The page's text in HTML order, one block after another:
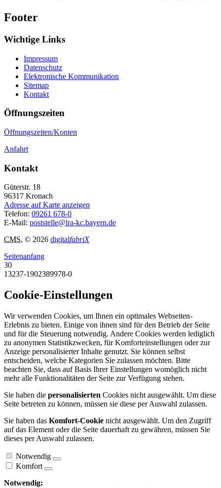
Footer
Wichtige Links
Impressum
Datenschutz
Elektronische Kommunikation
Sitemap
Kontakt
Öffnungszeiten
Öffnungszeiten/Konten
Anfahrt
Kontakt
Güterstr. 18
96317 Kronach
Adresse auf Karte anzeigen
Telefon: 09261 678-0
E-Mail: poststelle@lra-kc.bayern.de
CMS, © 2026 digitalfabriX
Seitenanfang
30
13237-1902389978-0
Cookie-Einstellungen
Wir verwenden Cookies, um Ihnen ein optimales Webseiten-
Erlebnis zu bieten. Einige von ihnen sind für den Betrieb der Seite
und für die Steuerung notwendig. Andere Cookies werden lediglich
zu anonymen Statistikzwecken, für Komforteinstellungen oder zur
Anzeige personalisierter Inhalte genutzt. Sie können selbst
entscheiden, welche Kategorien Sie zulassen möchten. Bitte
beachten Sie, dass auf Basis Ihrer Einstellungen womöglich nicht
mehr alle Funktionalitäten der Seite zur Verfügung stehen.
Sie haben die personalisierten Cookies nicht ausgewählt. Um diese
Seite betreten zu können, müssen sie diese per Auswahl zulassen.
Sie haben das Komfort-Cookie nicht ausgewählt. Um den Zugriff
auf das Element oder die Seite dauerhaft zu gewähren, müssen Sie
dieses per Auswahl zulassen.
Notwendig
Komfort
Notwendig: